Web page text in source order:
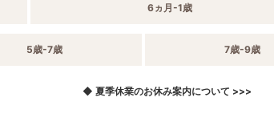
6ヵ月-1歳
5歳-7歳 7歳-9歳
◆ 夏季休業のお休み案内について >>>